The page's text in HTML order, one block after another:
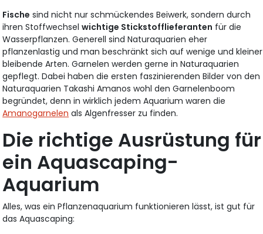
Fische sind nicht nur schmückendes Beiwerk, sondern durch
ihren Stoffwechselwichtige Stickstofflieferanten für die
Wasserpflanzen. Generell sind Naturaquarien eher
pflanzenlastig und man beschränkt sich auf wenige und kleiner
bleibende Arten. Garnelen werden gerne in Naturaquarien
gepflegt. Dabei haben die ersten faszinierenden Bilder von den
Naturaquarien Takashi Amanos wohl den Garnelenboom
begründet, denn in wirklich jedem Aquarium waren die
Amanogarnelen als Algenfresser zu finden.
Die richtige Ausrüstung für
ein Aquascaping-
Aquarium
Alles, was ein Pflanzenaquarium funktionieren lässt, ist gut für
das Aquascaping: